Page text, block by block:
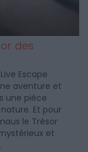
des
Escape
aventure et
une pièce
Et pour
le Trésor
et